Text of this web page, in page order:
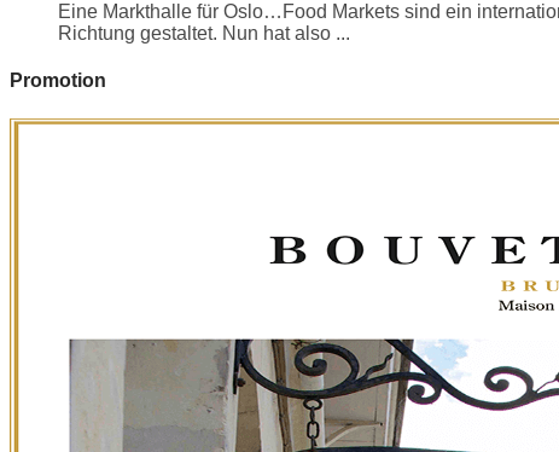
Eine Markthalle für Oslo…Food Markets sind ein
Richtung gestaltet. Nun hat also ...
Promotion